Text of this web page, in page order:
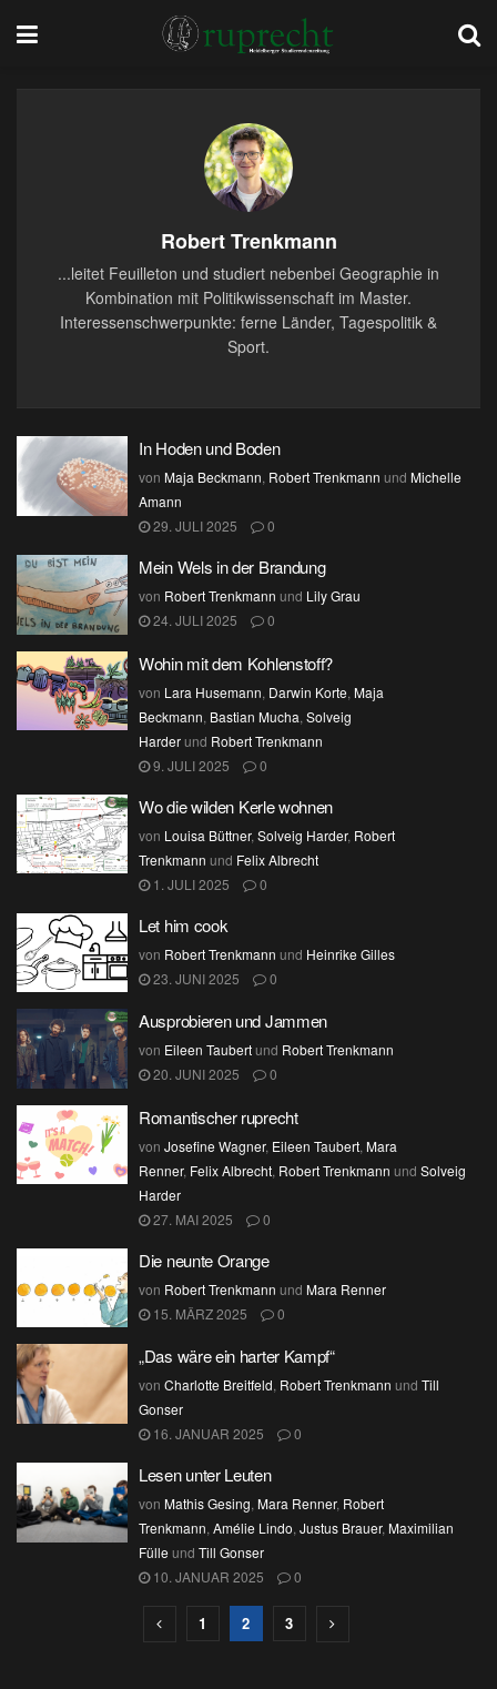
Robert Trenkmann
...leitet Feuilleton und studiert nebenbei Geographie in
Kombination mit Politikwissenschaft im Master.
Interessenschwerpunkte: ferne Länder, Tagespolitik &
Sport.
In Hoden und Boden
von Maja Beckmann, Robert Trenkmann und Michelle
Amann
29. JULI 2025
0
Mein Wels in der Brandung
von Robert Trenkmann und Lily Grau
24. JULI 2025
0
Wohin mit dem Kohlenstoff?
von Lara Husemann, Darwin Korte, Maja
Beckmann, Bastian Mucha, Solveig
Harderund Robert Trenkmann
9. JULI 2025
0
Wo die wilden Kerle wohnen
von Louisa Büttner, Solveig Harder, Robert
Trenkmann und Felix Albrecht
1. JULI 2025
0
Let him cook
von Robert Trenkmann und Heinrike Gilles
23. JUNI 2025
0
Ausprobieren und Jammen
von Eileen Taubertund Robert Trenkmann
20. JUNI 2025
0
Romantischer ruprecht
von Josefine Wagner, Eileen Taubert, Mara
Renner, Felix Albrecht, Robert Trenkmann und Solveig
Harder
27. MAI 2025
0
Die neunte Orange
von Robert Trenkmann und Mara Renner
15. MÄRZ 2025
0
„Das wäre ein harter Kampf“
von Charlotte Breitfeld, Robert Trenkmann und Till
Gonser
16. JANUAR 2025
0
Lesen unter Leuten
von Mathis Gesing, Mara Renner, Robert
Trenkmann, Amélie Lindo, Justus Brauer, Maximilian
Fülle und Till Gonser
10. JANUAR 2025
0
1 2 3